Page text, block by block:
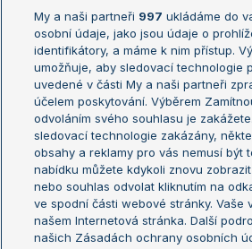
Žebříček ATP (muži)
Žebříček WTA (ženy)
Sázkařský žebříček
Australian
French Open
Wimbledon
US Open
Turnaj mistrů
Turnaj
Aktualní trendy
Fotbalové přestupy
Livesport Daily
My a naši partneři 997 ukládáme do
osobní údaje, jako jsou údaje o
identifikátory, a máme k nim přístup.
umožňuje, aby sledovací technologie
uvedené v části My a naši partneři
účelem poskytování. Výběrem
odvoláním svého souhlasu je
sledovací technologie zakázány,
obsahy a reklamy pro vás nemusí být
nabídku můžete kdykoli znovu
nebo souhlas odvolat kliknutím na
ve spodní části webové stránky. Vaše
našem Internetová stránka. Další
našich Zásadách ochrany osobních